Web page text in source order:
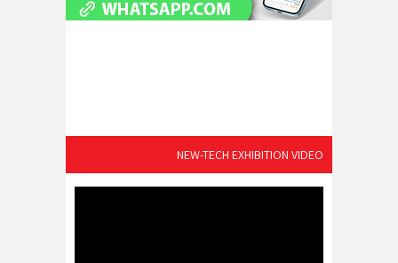
NEW-TECH EXHIBITION VIDEO